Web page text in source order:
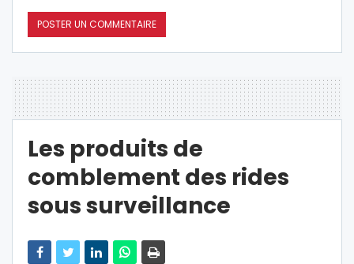
Les produits de
comblement des rides
sous surveillance